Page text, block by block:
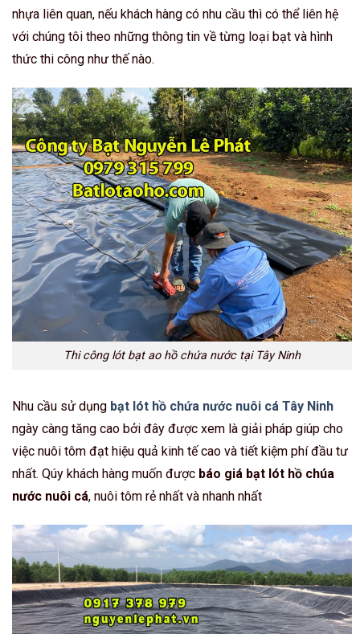
nhựa liên quan, nếu khách hàng có nhu cầu thì có thể liên hệ
với chúng tôi theo những thông tin về từng loại bạt và hình
thức thi công như thế nào.
Thi công lót bạt ao hồ chứa nước tại Tây Ninh
Nhu cầu sử dụng bạt lót hồ chứa nước nuôi cá Tây Ninh
ngày càng tăng cao bởi đây được xem là giải pháp giúp cho
việc nuôi tôm đạt hiệu quả kinh tế cao và tiết kiệm phí đầu tư
nhất. Qúy khách hàng muốn được báo giá bạt lót hồ chúa
nước nuôi cá, nuôi tôm rẻ nhất và nhanh nhất